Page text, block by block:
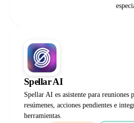
Spellar AI
Spellar AI es asistente para reuniones
resúmenes, acciones pendientes e
herramientas.